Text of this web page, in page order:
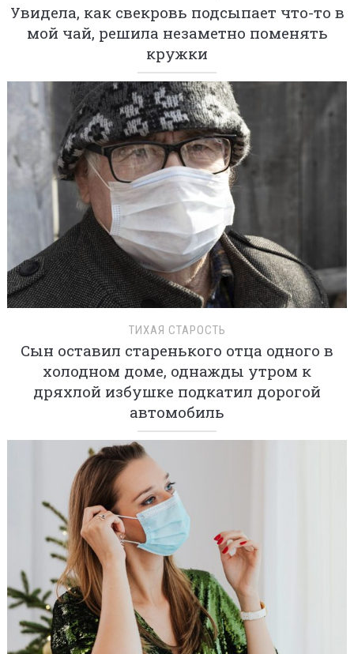
Увидела, как свекровь подсыпает что-то в
мой чай, решила незаметно поменять
кружки
ТИХАЯ СТАРОСТЬ
Сын оставил старенького отца одного в
холодном доме, однажды утром к
дряхлой избушке подкатил дорогой
автомобиль